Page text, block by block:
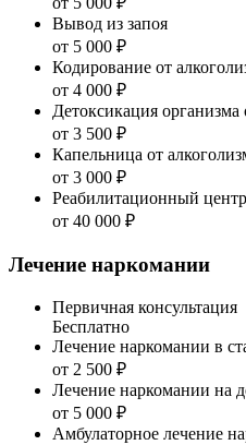
Вывод из запоя
от 5 000 ₽
Кодирование от
от 4 000 ₽
Детоксикация организма
от 3 500 ₽
Капельница от
от 3 000 ₽
Реабилитационный
от 40 000 ₽
Лечение наркомании
Первичная консультация
Бесплатно
Лечение наркомании в
от 2 500 ₽
Лечение наркомании на
от 5 000 ₽
Амбулаторное лечение